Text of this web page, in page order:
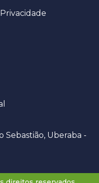
Sebastião, Uberaba -